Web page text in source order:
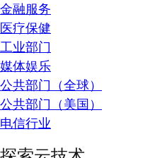
金融服务
医疗保健
工业部门
媒体娱乐
公共部门（全球）
公共部门（美国）
电信行业